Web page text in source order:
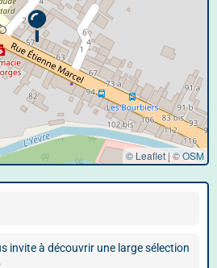
© Leaflet | ©OSM
invite à découvrir une large sélection